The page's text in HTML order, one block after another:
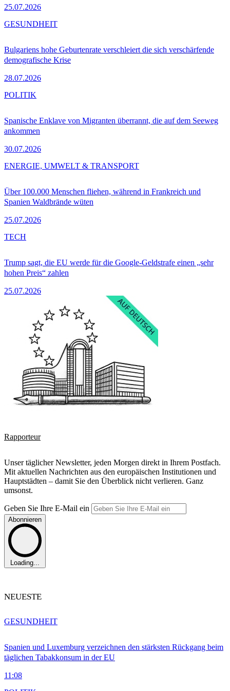
25.07.2026
Bulgariens hohe Geburtenrate verschleiert die sich verschärfende
demografische Krise
28.07.2026
GESUNDHEIT
Spanische Enklave von Migranten überrannt, die auf dem Seeweg
ankommen
30.07.2026
POLITIK
Über 100.000 Menschen fliehen, während in Frankreich und
Spanien Waldbrände wüten
25.07.2026
ENERGIE, UMWELT & TRANSPORT
Trump sagt, die EU werde für die Google-Geldstrafe einen „sehr
hohen Preis“ zahlen
25.07.2026
TECH
Rapporteur
Unser täglicher Newsletter, jeden Morgen direkt in Ihrem Postfach.
Mit aktuellen Nachrichten aus den europäischen Institutionen und
Hauptstädten – damit Sie den Überblick nicht verlieren. Ganz
umsonst.
Geben Sie Ihre E-Mail ein
Abonnieren
Loading...
NEUESTE
Spanien und Luxemburg verzeichnen den stärksten Rückgang beim
täglichen Tabakkonsum in der EU
11:08
GESUNDHEIT